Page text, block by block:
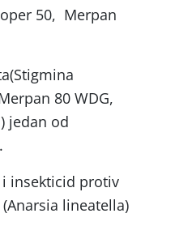
50, Merpan
80 WDG,
jedan od
insekticid protiv
lineatella)